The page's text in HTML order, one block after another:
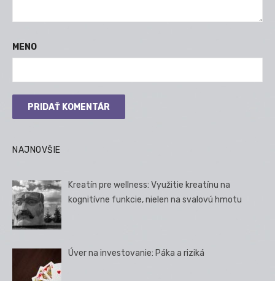
MENO
NAJNOVŠIE
Kreatín pre wellness: Využitie kreatínu na
kognitívne funkcie, nielen na svalovú hmotu
Úver na investovanie: Páka a riziká